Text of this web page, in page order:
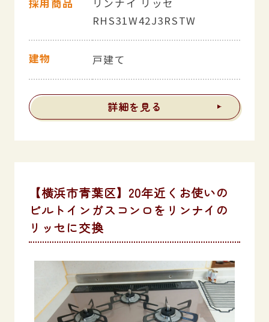
採用商品
リンナイ リッセ
RHS31W42J3RSTW
建物 戸建て
詳細を見る
【横浜市青葉区】20年近くお使いの
ビルトインガスコンロをリンナイの
リッセに交換